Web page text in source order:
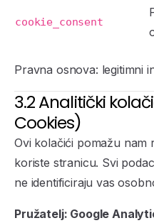
cookie_consent
Pravna osnova: legitimni
3.2 Analitički
Cookies)
Ovi kolačići pomažu nam
koriste stranicu. Svi
ne identificiraju vas
Pružatelj: Google